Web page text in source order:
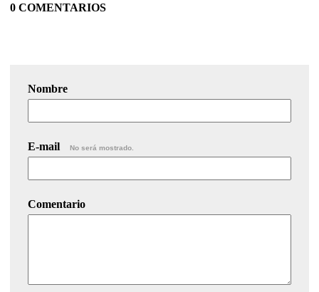
0 COMENTARIOS
Nombre
E-mail No será mostrado.
Comentario